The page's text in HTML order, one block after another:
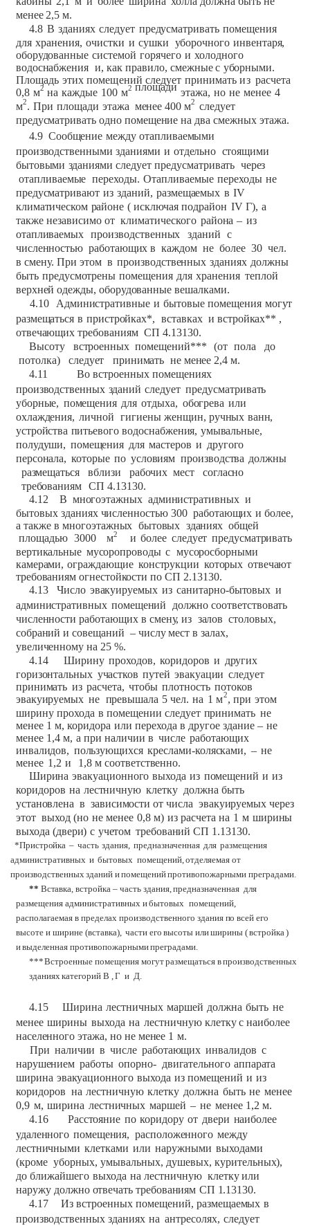
менее2,5 м.
4.8 В зданиях следует предусматривать помещения
для хранения, очистки и сушки уборочного инвентаря,
оборудованные системой горячего и холодного
водоснабжения и,какправило, смежные с уборными.
Площадь этих помещений следует принимать из расчета
0,8 м2 на каждые 100 м2 площади этажа, но не менее 4
м2. При площади этажа менее400м2
следует
предусматриватьодно помещениена два смежных этажа.
4.9 Сообщение между отапливаемыми
производственными зданиями и отдельно стоящими
бытовыми зданиями следует предусматривать через
отапливаемые переходы. Отапливаемые переходы не
предусматривают из зданий, размещаемых в IV
климатическом районе ( исключая подрайон IV Г), а
также независимо от климатического района – из
отапливаемых
производственных зданий с
численностью работающих в каждом не более 30 чел.
в смену. При этом в производственных зданиях должны
быть предусмотрены помещения для хранения теплой
верхней одежды, оборудованные вешалками.
4.10
Административные и бытовые помещения могут
размещаться в пристройках*, вставках и встройках** ,
отвечающих требованиям СП 4.13130.
Высоту
встроенных помещений*** (от пола
до
потолка)
следует принимать неменее 2,4 м.
4.11
Во встроенных помещениях
производственных зданий следует предусматривать
уборные, помещения для отдыха, обогрева или
охлаждения, личной гигиены женщин, ручных ванн,
устройства питьевого водоснабжения, умывальные,
полудуши, помещения для мастеров и другого
персонала, которые по условиям производства должны
размещаться
вблизи рабочих мест
согласно
требованиям СП 4.13130.
4.12
В многоэтажных административных и
бытовых зданиях численностью300 работающих и более,
а также в многоэтажных бытовых зданиях общей
площадью 3000 м2 и более следует предусматривать
вертикальные мусоропроводы с мусоросборными
камерами, ограждающие конструкции которых отвечают
требованиям огнестойкости по СП2.13130.
4.13
Число эвакуируемых из санитарно-бытовых и
административных помещений должно соответствовать
численности работающих в смену, из залов столовых,
собраний исовещаний – числу мест в залах,
увеличенному на 25 %.
4.14
Ширину проходов, коридоров и других
горизонтальных участков путей эвакуации следует
принимать из расчета, чтобы плотность потоков
эвакуируемых не превышала 5 чел. на 1 м2, при этом
ширину прохода в помещении следует принимать не
менее 1 м, коридора или перехода в другое здание – не
менее 1,4 м, а при наличии в числе работающих
инвалидов, пользующихся креслами-колясками, – не
менее 1,2 и 1,8 мсоответственно.
Ширина эвакуационного выхода из помещений и из
коридоров на лестничную клетку должна быть
установлена в зависимости отчисла эвакуируемых через
этот выход (но не менее 0,8 м) из расчета на 1 м ширины
выхода (двери) с учетом требований СП 1.13130.
*Пристройка – часть здания, предназначенная для размещения
административных и бытовых помещений, отделяемая от
производственных зданий ипомещенийпротивопожарными преградами.
** Вставка, встройка – часть здания, предназначенная для
размещения административных ибытовых помещений,
располагаемая в пределах производственного здания повсей его
высоте и ширине (вставка), части его высоты илиширины (встройка )
ивыделенная противопожарнымипреградами.
***Встроенные помещения могутразмещаться впроизводственных
зданиях категорий В Г и Д.
4.15 Ширина лестничных маршей должна быть не
менее ширины выхода на лестничнуюклетку с наиболее
населенного этажа, но неменее 1 м.
При наличии в числе работающих инвалидов с
нарушением работы опорно- двигательного аппарата
ширина эвакуационного выхода из помещений и из
коридоров на лестничную клетку должна быть не менее
0,9 м, ширина лестничных маршей – не менее 1,2 м.
4.16
Расстояние по коридору от двери наиболее
удаленного помещения, расположенного между
лестничными клетками или наружными выходами
(кроме уборных, умывальных, душевых, курительных),
до ближайшего выхода на лестничную клетку или
наружу должно отвечать требованиям СП 1.13130.
4.17
Из встроенных помещений, размещаемых в
производственных зданиях на антресолях, следует